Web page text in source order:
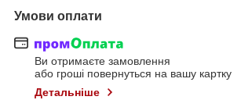
Умови оплати
Ви отримаєте замовлення
або гроші повернуться на вашу картку
Детальніше